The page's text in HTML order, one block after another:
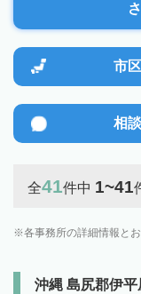
市
相
全41件中 1~41
各事務所の詳細情報と
沖縄 島尻郡伊